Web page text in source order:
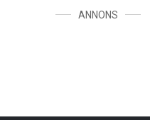
ANNONS